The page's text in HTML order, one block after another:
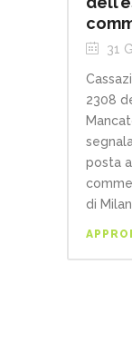
31
2308
posta
di